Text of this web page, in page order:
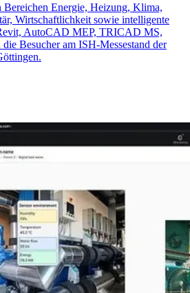
Bereichen Energie, Heizung, Klima,
Wirtschaftlichkeit sowie intelligente
AutoCAD MEP, TRICAD MS,
Besucher am ISH-Messestand der